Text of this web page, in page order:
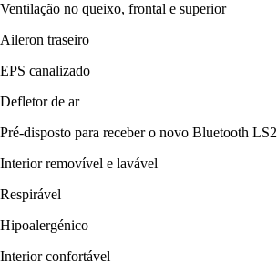
Ventilação no queixo, frontal e superior
Aileron traseiro
EPS canalizado
Defletor de ar
Pré-disposto para receber o novo Bluetooth LS2
Interior removível e lavável
Respirável
Hipoalergénico
Interior confortável